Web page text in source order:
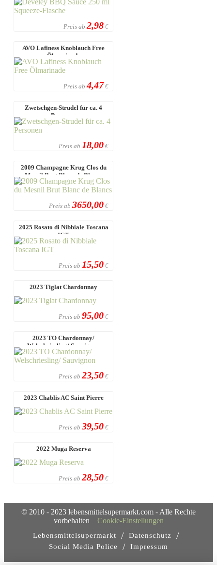
Preis ab 2,98 €
AVO Lafiness Knoblauch Free
Ölmarinade
Preis ab 4,47 €
Zwetschgen-Strudel für ca. 4
Personen
Preis ab 18,00 €
2009 Champagne Krug Clos du
Mesnil Brut Blanc de Blancs
Preis ab 3650,00 €
2025 Rosato di Nibbiale Toscana
IGT
Preis ab 15,50 €
2023 Tiglat Chardonnay
Preis ab 95,00 €
2023 TO Chardonnay/
Welschriesling/ Sauvignon
Preis ab 23,50 €
2023 Chablis AC Saint Pierre
Preis ab 39,50 €
2022 Muga Reserva
Preis ab 28,50 €
© 2010 - 2023 lebensmittelsupermarkt.com - Alle Rechte
vorbehalten Cookie-Einstellungen
Lebensmittelsupermarkt / Datenschutz /
Social Media Police / Impressum